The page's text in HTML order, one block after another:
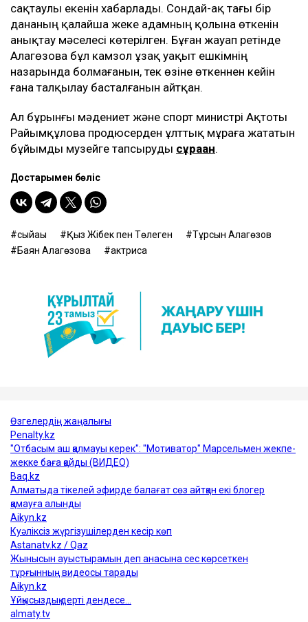
сақтаулы екенін хабарлады. Сондай-ақ тағы бір
дананың қалайша жеке адамның қолына өткенін
анықтау мәселесі көтерілген. Бұған жауап ретінде
Алагөзова бұл камзол ұзақ уақыт ешкімнің
назарында болмағанын, тек өзіне өткеннен кейін
ғана талқылау басталғанын айтқан.
Ал бұрынғы мәдениет және спорт министрі Ақтоты
Райымқұлова продюсерден ұлттық мұраға жататын
бұйымды музейге тапсыруды сұраған.
Достарыңмен бөліс
сыйақы Қыз Жібек пен Төлеген
Тұрсын Алагөзов
Баян Алагөзова
актриса